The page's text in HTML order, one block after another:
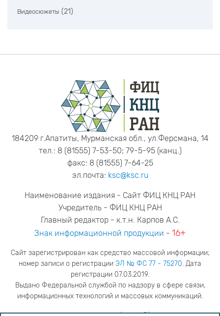
Видеосюжеты (21)
184209 г.Апатиты, Мурманская обл., ул.Ферсмана, 14
тел.: 8 (81555) 7-53-50; 79-5-95 (канц.)
факс: 8 (81555) 7-64-25
эл.почта: ksc@ksc.ru
Наименование издания - Сайт ФИЦ КНЦ РАН
Учредитель - ФИЦ КНЦ РАН
Главный редактор - к.т.н. Карпов А.С.
Знак информационной продукции - 16+
Сайт зарегистрирован как средство массовой информации;
номер записи о регистрации ЭЛ № ФС 77 - 75270. Дата
регистрации 07.03.2019.
Выдано Федеральной службой по надзору в сфере связи,
информационных технологий и массовых коммуникаций.